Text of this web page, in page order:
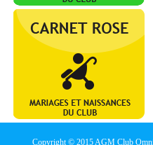
Copyright © 2015AGM Club